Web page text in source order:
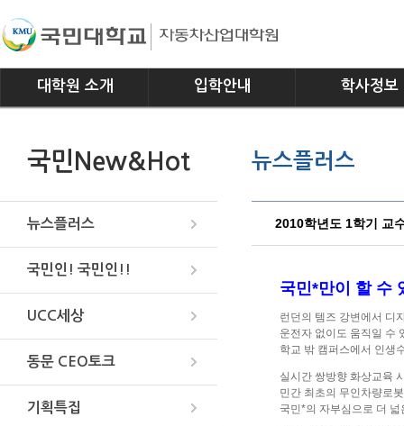
대학원 소개
연혁
입학안내 학사정보
교과과정
국민New&Hot
뉴스플러스
국민인! 국민인!!
UCC세상
동문 CEO토크
기획특집
뉴스플러스
2010학년도 1학기 교
국민*만이 할 수
런던의 템즈 강변에서 디
운전자 없이도 움직일 수
학교 밖 캠퍼스에서 인생
실시간 쌍방향 화상교육
민간 최초의 무인차량로
국민*의 자부심으로 더